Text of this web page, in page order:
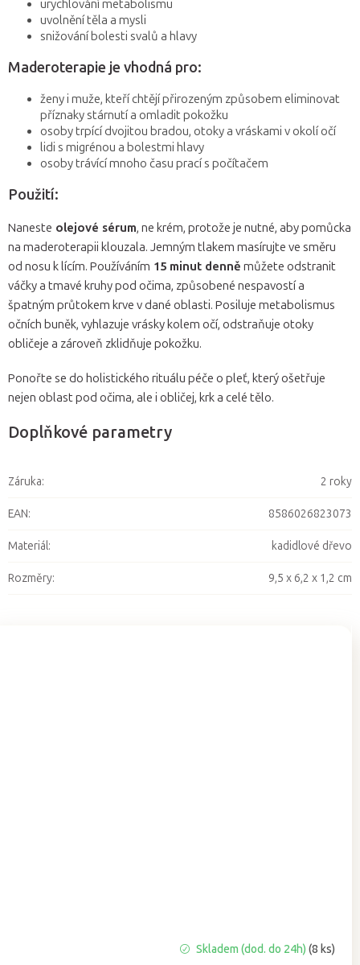
Skladem (dod. do 24h)(8 ks)
urychlování metabolismu
uvolnění těla a mysli
snižování bolesti svalů a hlavy
Maderoterapie je vhodná pro:
ženy i muže, kteří chtějí přirozeným způsobem eliminovat
příznaky stárnutí a omladit pokožku
osoby trpící dvojitou bradou, otoky a vráskami v okolí očí
lidi s migrénou a bolestmi hlavy
osoby trávící mnoho času prací s počítačem
Použití:
Naneste olejové sérum, ne krém, protože je nutné, aby pomůcka
na maderoterapii klouzala. Jemným tlakem masírujte ve směru
od nosu k lícím. Používáním 15 minut denně můžete odstranit
váčky a tmavé kruhy pod očima, způsobené nespavostí a
špatným průtokem krve v dané oblasti. Posiluje metabolismus
očních buněk, vyhlazuje vrásky kolem očí, odstraňuje otoky
obličeje a zároveň zklidňuje pokožku.
Ponořte se do holistického rituálu péče o pleť, který ošetřuje
nejen oblast pod očima, ale i obličej, krk a celé tělo.
Doplňkové parametry
Záruka: 2 roky
EAN: 8586026823073
Materiál: kadidlové dřevo
Rozměry: 9,5 x 6,2 x 1,2 cm